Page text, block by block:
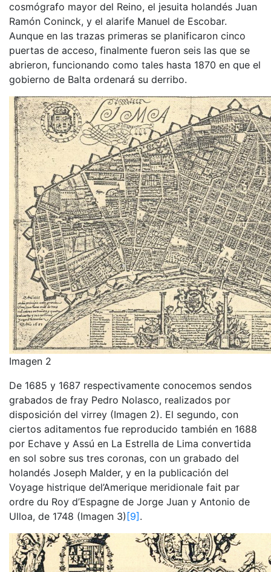
cosmógrafo mayor del Reino, el jesuita holandés Juan
Ramón Coninck, y el alarife Manuel de Escobar.
Aunque en las trazas primeras se planificaron cinco
puertas de acceso, finalmente fueron seis las que se
abrieron, funcionando como tales hasta 1870 en que el
gobierno de Balta ordenará su derribo.
Imagen 2
De 1685 y 1687 respectivamente conocemos sendos
grabados de fray Pedro Nolasco, realizados por
disposición del virrey (Imagen 2). El segundo, con
ciertos aditamentos fue reproducido también en 1688
por Echave y Assú en La Estrella de Lima convertida
en sol sobre sus tres coronas, con un grabado del
holandés Joseph Malder, y en la publicación del
Voyage histrique del’Amerique meridionale fait par
ordre du Roy d’Espagne de Jorge Juan y Antonio de
Ulloa, de 1748 (Imagen 3) [9] .